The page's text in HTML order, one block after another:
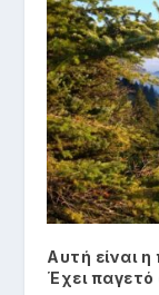
Αυτή είναι
Έχει παγετό